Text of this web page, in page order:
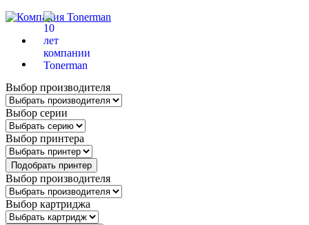
Выбор производителя
Выбор серии
Выбор принтера
Подобрать принтер
Выбор производителя
Выбор картриджа